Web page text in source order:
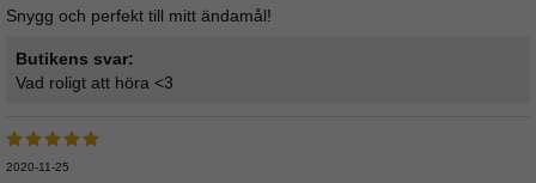
Snygg och perfekt till mitt ändamål!
Butikens svar:
Vad roligt att höra <3
2020-11-25